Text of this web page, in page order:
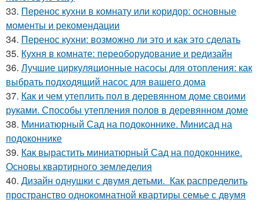
33. Перенос кухни в комнату или коридор: основные
моменты и рекомендации
34. Перенос кухни: возможно ли это и как это сделать
35. Кухня в комнате: переоборудование и редизайн
36. Лучшие циркуляционные насосы для отопления: как
выбрать подходящий насос для вашего дома
37. Как и чем утеплить пол в деревянном доме своими
руками. Способы утепления полов в деревянном доме
38. Миниатюрный Сад на подоконнике. Минисад на
подоконнике
39. Как вырастить миниатюрный Сад на подоконнике.
Основы квартирного земледелия
40. Дизайн однушки с двумя детьми. Как распределить
пространство однокомнатной квартиры семье с двумя